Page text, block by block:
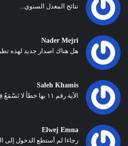
نتائج المعدل السنوي...
Nader Mejri
هل هناك اصدار جديد لهذه
Saleh Khamis
الآية رقم ١١ بها خطأ لا تَسْمَعُ فِيها لاغِيَةً لقد ضمت التا...
Elwej Emna
رجاءا لم أستطع الدخول إلى